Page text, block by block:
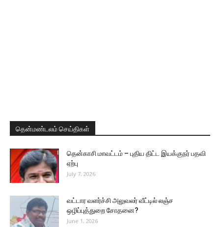
தென்மண்டலம் செய்திகள்
தென்காசி மாவட்டம் – புதிய திட்ட இயக்குநர் பதவி
ஏற்பு
July 7, 2026
வட்டார வளர்ச்சி அலுவலர் வீட்டில் லஞ்ச
ஒழிப்புத்துறை சோதனை?
June 1, 2026